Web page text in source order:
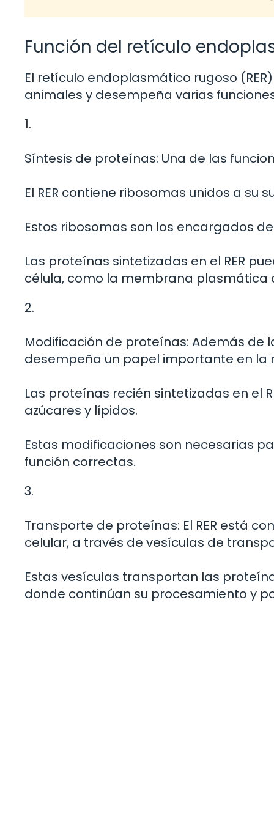
Función del retículo
El retículo endoplasmático rugoso
animales y desempeña varias
1.
Síntesis de proteínas: Una de las
El RER contiene ribosomas unidos a su
Estos ribosomas son los encargados
Las proteínas sintetizadas en el RER
célula, como la membrana plasmática
2.
Modificación de proteínas: Además de
desempeña un papel importante en la
Las proteínas recién sintetizadas en el
azúcares y lípidos.
Estas modificaciones son necesarias
función correctas.
3.
Transporte de proteínas: El RER está
celular, a través de vesículas de
Estas vesículas transportan las
donde continúan su procesamiento y